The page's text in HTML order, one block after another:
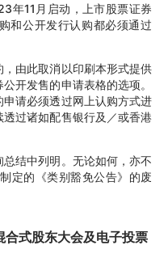
年11月启动，上市股票证券
和公开发行认购都必须通过
由此取消以印刷本形式提供
开发售的申请表格的选项。
请必须透过网上认购方式进
过诸如配售银行及／或香港
结中列明。无论如何，亦不
定的《类别豁免公告》的废
式股东大会及电子投票